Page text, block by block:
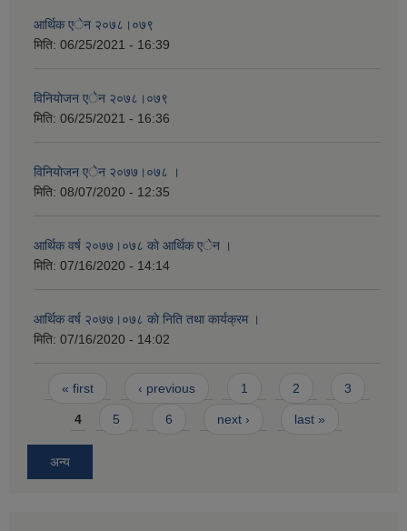
आर्थिक एेन २०७८।०७९
मिति: 06/25/2021 - 16:39
विनियाेजन एेन २०७८।०७९
मिति: 06/25/2021 - 16:36
विनियाेजन एेन २०७७।०७८ ।
मिति: 08/07/2020 - 12:35
आर्थिक वर्ष २०७७।०७८ काे आर्थिक एेन ।
मिति: 07/16/2020 - 14:14
आर्थिक वर्ष २०७७।०७८ काे निति तथा कार्यक्रम ।
मिति: 07/16/2020 - 14:02
Pages
« first ‹ previous 1 2 3
4 5 6 next › last »
अन्य